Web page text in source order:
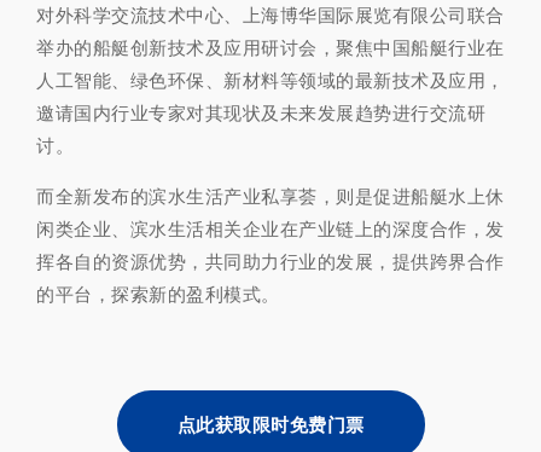
对外科学交流技术中心、上海博华国际展览有限公司联合
举办的船艇创新技术及应用研讨会，聚焦中国船艇行业在
人工智能、绿色环保、新材料等领域的最新技术及应用，
邀请国内行业专家对其现状及未来发展趋势进行交流研
讨。
而全新发布的滨水生活产业私享荟，则是促进船艇水上休
闲类企业、滨水生活相关企业在产业链上的深度合作，发
挥各自的资源优势，共同助力行业的发展，提供跨界合作
的平台，探索新的盈利模式。
点此获取限时免费门票